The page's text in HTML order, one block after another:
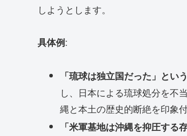
しようとします。
具体例:
「琉球は独立国だった」とい
し、日本による琉球処分を不
縄と本土の歴史的断絶を印象
「米軍基地は沖縄を抑圧する